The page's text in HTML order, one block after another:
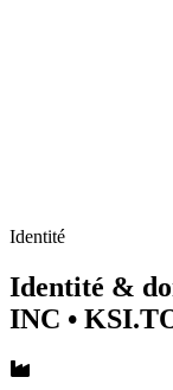
Identité
Identité &
INC •